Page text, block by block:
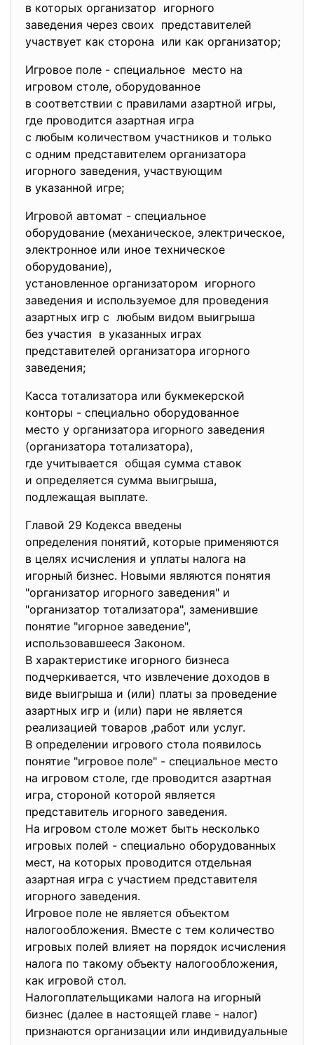
в которых организатор игорного
заведения через своих представителей
участвует как сторона или как организатор;
Игровое поле - специальное место на
игровом столе, оборудованное
в соответствии с правилами азартной игры,
где проводится азартная игра
с любым количеством участников и только
с одним представителем организатора
игорного заведения, участвующим
в указанной игре;
Игровой автомат - специальное
оборудование (механическое, электрическое,
электронное или иное техническое
оборудование),
установленное организатором игорного
заведения и используемое для проведения
азартных игр с любым видом выигрыша
без участия в указанных играх
представителей организатора игорного
заведения;
Касса тотализатора или букмекерской
конторы - специально оборудованное
место у организатора игорного заведения
(организатора тотализатора),
где учитывается общая сумма ставок
и определяется сумма выигрыша,
подлежащая выплате.
Главой 29 Кодекса введены
определения понятий, которые применяются
в целях исчисления и уплаты налога на
игорный бизнес. Новыми являются понятия
"организатор игорного заведения" и
"организатор тотализатора", заменившие
понятие "игорное заведение",
использовавшееся Законом.
В характеристике игорного бизнеса
подчеркивается, что извлечение доходов в
виде выигрыша и (или) платы за проведение
азартных игр и (или) пари не является
реализацией товаров ,работ или услуг.
В определении игрового стола появилось
понятие "игровое поле" - специальное место
на игровом столе, где проводится азартная
игра, стороной которой является
представитель игорного заведения.
На игровом столе может быть несколько
игровых полей - специально оборудованных
мест, на которых проводится отдельная
азартная игра с участием представителя
игорного заведения.
Игровое поле не является объектом
налогообложения. Вместе с тем количество
игровых полей влияет на порядок исчисления
налога по такому объекту налогообложения,
как игровой стол.
Налогоплательщиками налога на игорный
бизнес (далее в настоящей главе - налог)
признаются организации или индивидуальные